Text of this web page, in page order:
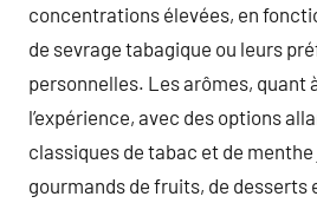
concentrations élevées, en
de sevrage tabagique ou leurs
personnelles. Les arômes, quant
l’expérience, avec des options
classiques de tabac et de menthe
gourmands de fruits, de desserts